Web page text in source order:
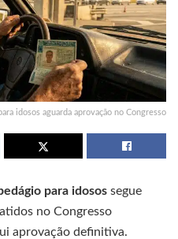
idosos aguarda aprovação no Congresso
para idosos segue
no Congresso
aprovação definitiva.